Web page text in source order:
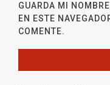
GUARDA MI
EN ESTE
COMENTE.